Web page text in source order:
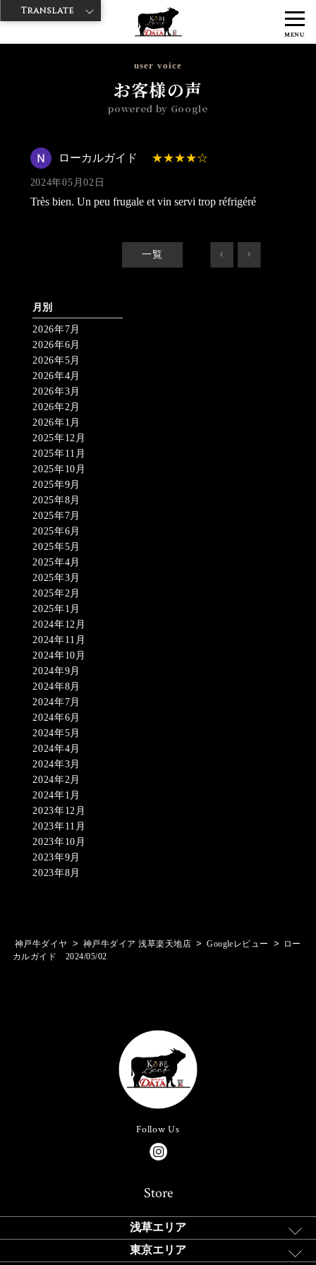
MENU
神戸牛ダイヤ > 神戸牛ダイア 浅草楽天地店
ロー
user voice
お客様の声
powered by Google
ローカルガイド
2024年05月02日
Très bien. Un peu frugale et vin servi trop réfrigéré
一覧 < >
月別
2026年7月
2026年6月
2026年5月
2026年4月
2026年3月
2026年2月
2026年1月
2025年12月
2025年11月
2025年10月
2025年9月
2025年8月
2025年7月
2025年6月
2025年5月
2025年4月
2025年3月
2025年2月
2025年1月
2024年12月
2024年11月
2024年10月
2024年9月
2024年8月
2024年7月
2024年6月
2024年5月
2024年4月
2024年3月
2024年2月
2024年1月
2023年12月
2023年11月
2023年10月
2023年9月
2023年8月
神戸牛ダイヤ > 神戸牛ダイア 浅草楽天地店 > Googleレビュー >
ロー
カルガイド 2024/05/02
Follow Us
Store
浅草エリア
東京エリア
Translate